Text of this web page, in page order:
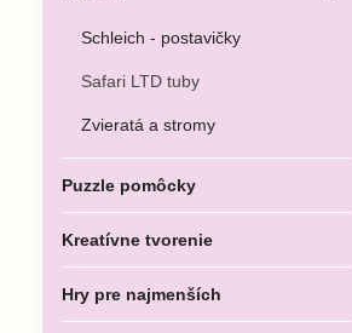
Schleich - postavičky
Safari LTD tuby
Zvieratá a stromy
Puzzle pomôcky
Kreatívne tvorenie
Hry pre najmenších